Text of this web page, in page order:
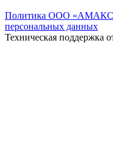
Политика ООО «АМАКС»
персональных данных
Техническая поддержка